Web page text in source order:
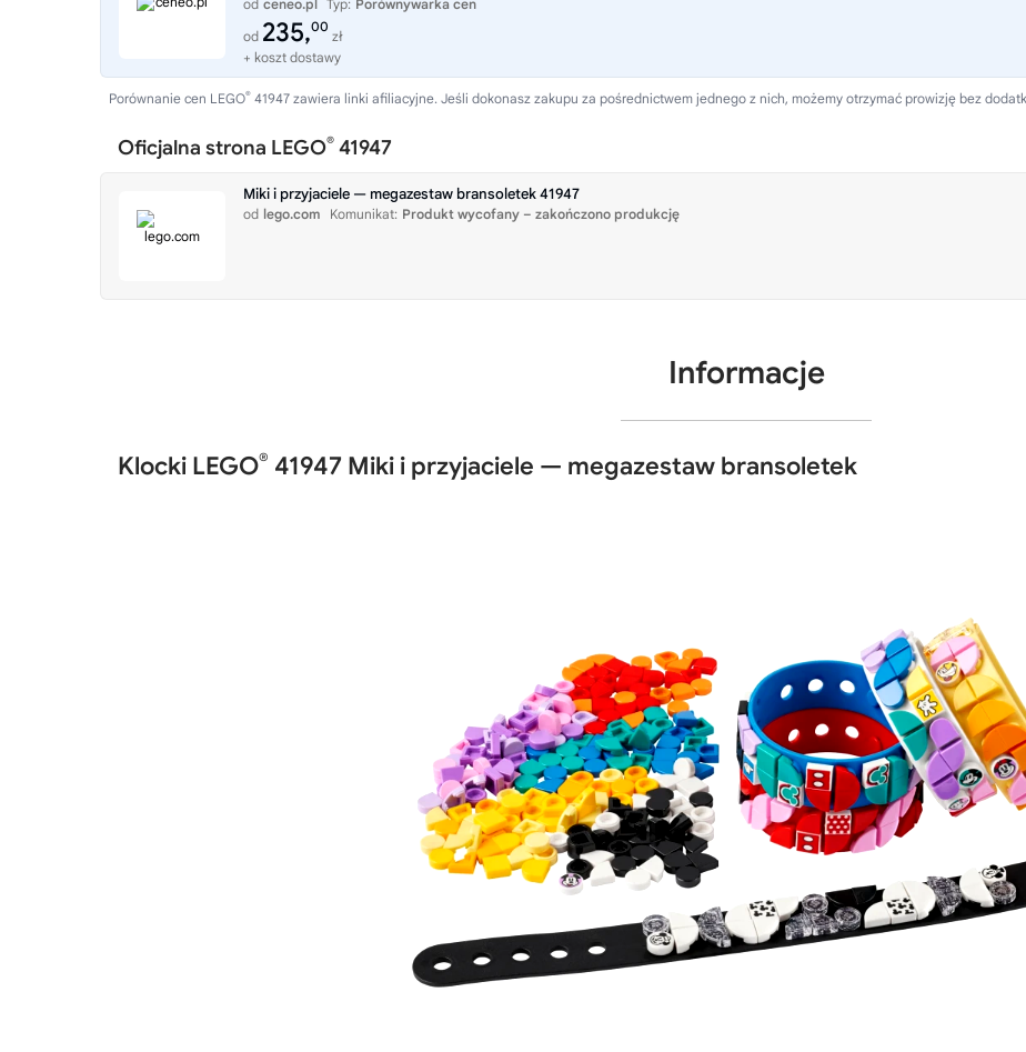
od ceneo.pl Typ: Porównywarka cen
od 235,00
zł
+ koszt dostawy
Porównanie cen LEGO® 41947 zawiera linki afiliacyjne. Jeśli dokonasz zakupu za pośrednictwem jednego z nich, możemy otrzymać prowizję bez
Oficjalna strona LEGO® 41947
Miki i przyjaciele — megazestaw bransoletek 41947
od lego.com Komunikat: Produkt wycofany – zakończono produkcję
Informacje
Klocki LEGO® 41947 Miki i przyjaciele — megazestaw bransoletek